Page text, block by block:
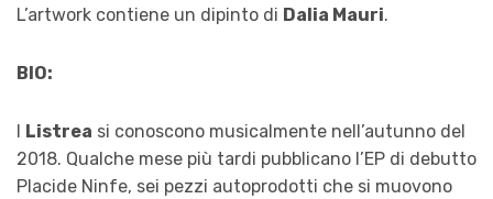
L’artwork contiene un dipinto di Dalia Mauri.
BIO:
Listrea si conoscono musicalmente nell’autunno del
2018. Qualche mese più tardi pubblicano l’EP di debutto
Placide Ninfe, sei pezzi autoprodotti che si muovono